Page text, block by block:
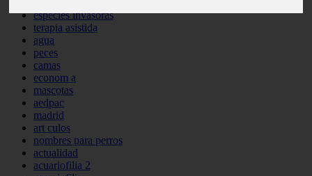
especies invasoras
terapia asistida
agua
peces
camas
econom a
mascotas
aedpac
madrid
art culos
nombres para perros
actualidad
acuariofilia 2